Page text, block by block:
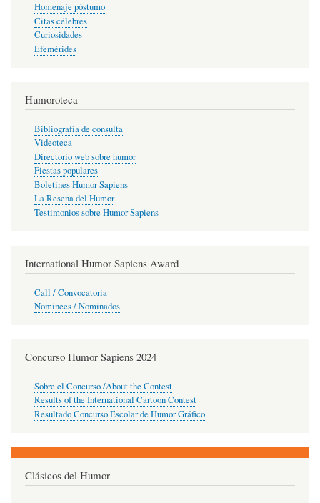
Homenaje póstumo
Citas célebres
Curiosidades
Efemérides
Humoroteca
Bibliografía de consulta
Videoteca
Directorio web sobre humor
Fiestas populares
Boletines Humor Sapiens
La Reseña del Humor
Testimonios sobre Humor Sapiens
International Humor Sapiens Award
Call / Convocatoria
Nominees / Nominados
Concurso Humor Sapiens 2024
Sobre el Concurso /About the Contest
Results of the International Cartoon Contest
Resultado Concurso Escolar de Humor Gráfico
Clásicos del Humor